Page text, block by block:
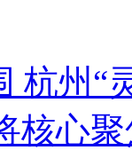
杭州“
核心